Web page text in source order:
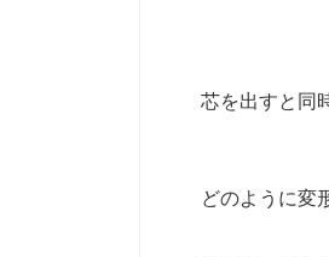
芯を出すと同
どのように変